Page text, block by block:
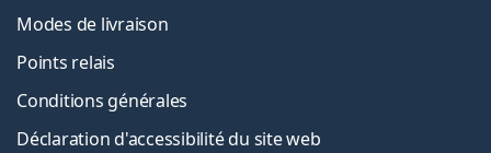
Modes de livraison
Points relais
Conditions générales
Déclaration d'accessibilité du site web